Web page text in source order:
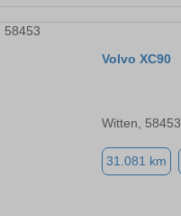
Volvo XC90
Witten, 58453
31.081 km